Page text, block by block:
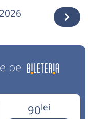
pe
90lei